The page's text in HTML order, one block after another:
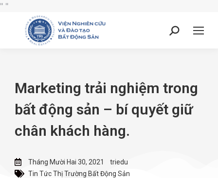
" "
Marketing trải nghiệm trong
bất động sản – bí quyết giữ
chân khách hàng.
Tháng Mười Hai 30, 2021
triedu
Tin Tức Thị Trường Bất Động Sản